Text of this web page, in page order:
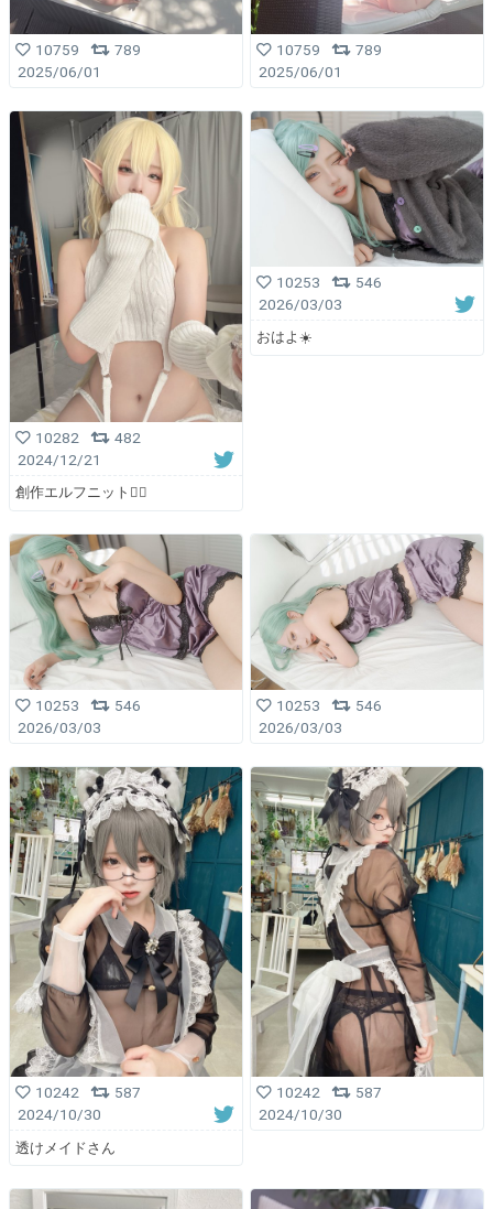
10759
789
2025/06/01
10759
789
2025/06/01
10282
482
2024/12/21
創作エルフニット🧚‍♂️
10253
546
2026/03/03
おはよ☀️
10253
546
2026/03/03
10253
546
2026/03/03
10242
587
2024/10/30
透けメイドさん
10242
587
2024/10/30